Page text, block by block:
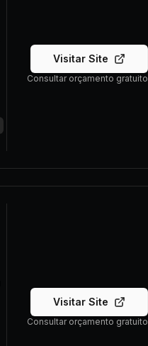
Visitar Site
Consultar orçamento gratuito
Visitar Site
Consultar orçamento gratuito